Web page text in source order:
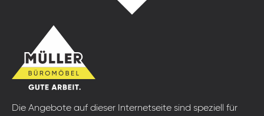
Die Angebote auf dieser Internetseite sind speziell für